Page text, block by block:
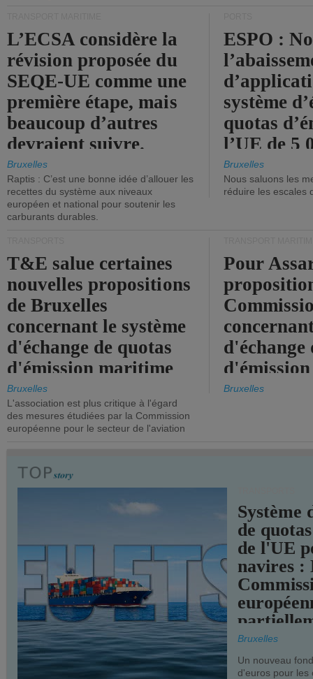
L’ECSA considère la
révision proposée du
SEQE-UE comme une
première étape, mais
beaucoup d’autres
devraient suivre.
Bruxelles
Raptis : C’est une bonne idée d’allouer les
recettes du système aux niveaux
européen et national pour soutenir les
carburants durables.
ESPO :
système
quotas
l’UE de 5
tonneaux
brute.
Bruxelles
Nous saluons les
réduire les escales
T&E salue certaines
nouvelles propositions
de Bruxelles
concernant le système
d'échange de quotas
d'émission maritime
de l'UE.
Bruxelles
L'association est plus critique à l'égard
des mesures étudiées par la Commission
européenne pour le secteur de l'aviation
Pour
d'échange
timide,
Bruxelles
Système
de
de l'UE
navires :
Bruxelles
Un nouveau
d'euros pour les